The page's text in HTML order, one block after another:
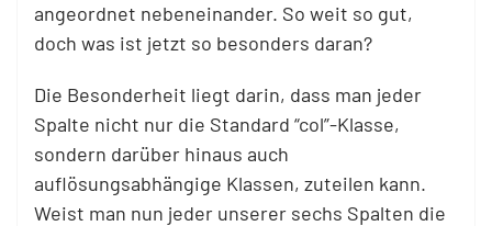
angeordnet nebeneinander. So weit so gut,
doch was ist jetzt so besonders daran?
Die Besonderheit liegt darin, dass man jeder
Spalte nicht nur die Standard “col”-Klasse,
sondern darüber hinaus auch
auflösungsabhängige Klassen, zuteilen kann.
Weist man nun jeder unserer sechs Spalten die